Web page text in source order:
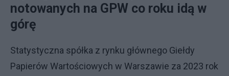
notowanych na GPW co roku idą w
górę
Statystyczna spółka z rynku głównego Giełdy
Papierów Wartościowych w Warszawie za 2023 rok